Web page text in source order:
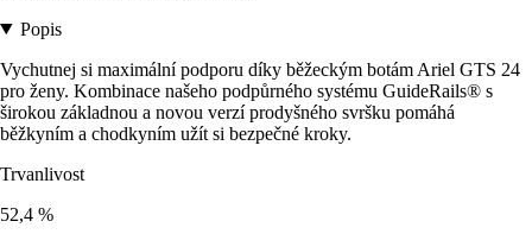
Popis
Vychutnej si maximální podporu díky běžeckým botám Ariel GTS 24
pro ženy. Kombinace našeho podpůrného systému GuideRails® s
širokou základnou a novou verzí prodyšného svršku pomáhá
běžkyním a chodkyním užít si bezpečné kroky.
Trvanlivost
52,4 %